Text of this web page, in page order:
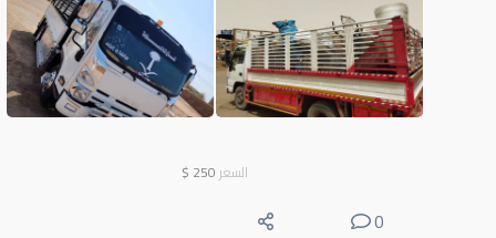
السعر 250
$
0